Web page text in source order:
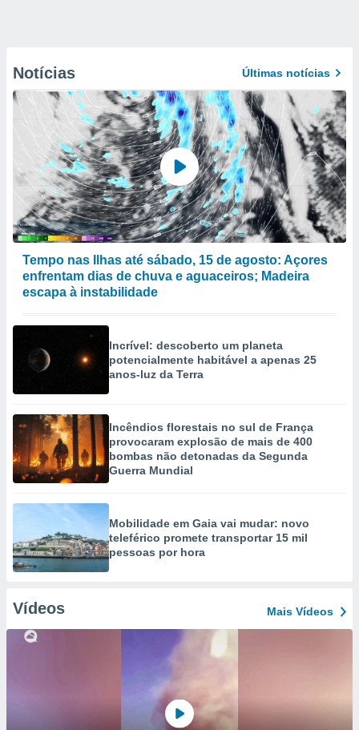
Notícias Últimas notícias
Tempo nas Ilhas até sábado, 15 de agosto: Açores
enfrentam dias de chuva e aguaceiros; Madeira
escapa à instabilidade
Incrível: descoberto um planeta
potencialmente habitável a apenas 25
anos-luz da Terra
Incêndios florestais no sul de França
provocaram explosão de mais de 400
bombas não detonadas da Segunda
Guerra Mundial
Mobilidade em Gaia vai mudar: novo
teleférico promete transportar 15 mil
pessoas por hora
Vídeos Mais Vídeos